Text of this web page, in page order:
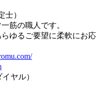
）
筋の職人です。
ゆるご要望に柔軟にお応
ヤル）